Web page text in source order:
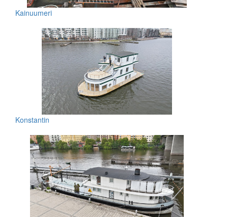
Kainuumeri
Konstantin